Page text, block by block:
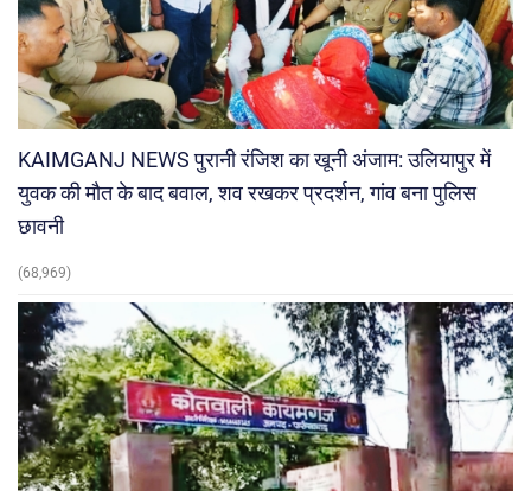
KAIMGANJ NEWS पुरानी रंजिश का खूनी अंजाम: उलियापुर में
युवक की मौत के बाद बवाल, शव रखकर प्रदर्शन, गांव बना पुलिस
छावनी
(68,969)